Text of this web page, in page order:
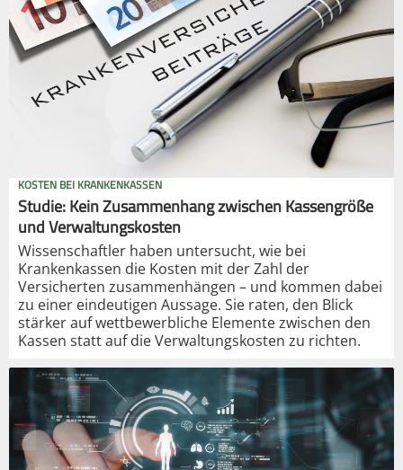
KOSTEN BEI KRANKENKASSEN
Studie: Kein Zusammenhang zwischen Kassengröße
und Verwaltungskosten
Wissenschaftler haben untersucht, wie bei
Krankenkassen die Kosten mit der Zahl der
Versicherten zusammenhängen – und kommen dabei
zu einer eindeutigen Aussage. Sie raten, den Blick
stärker auf wettbewerbliche Elemente zwischen den
Kassen statt auf die Verwaltungskosten zu richten.